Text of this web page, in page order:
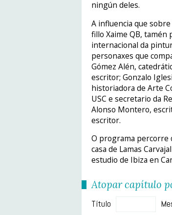
ningún deles.
A influencia que
fillo Xaime QB, tamén
internacional da
personaxes que
Gómez Alén,
escritor; Gonzalo
historiadora de Arte
USC e secretario da
Alonso Montero,
escritor.
O programa percorre
casa de Lamas
estudio de Ibiza en
Atopar capítulo
Título